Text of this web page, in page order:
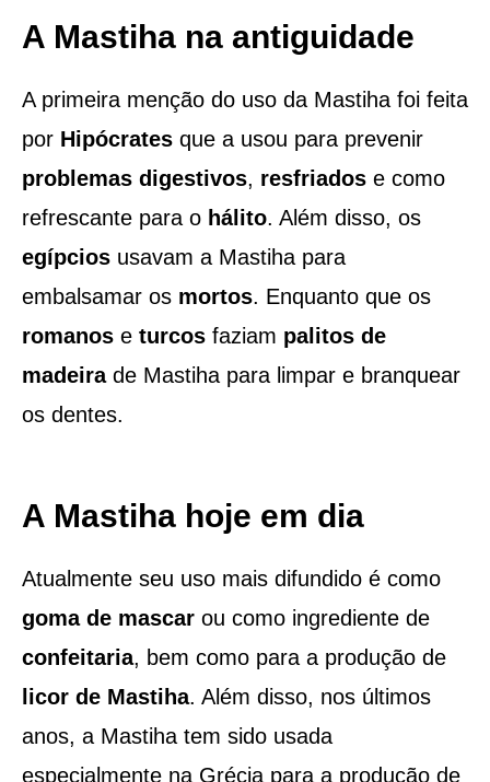
A Mastiha na antiguidade
A primeira menção do uso da Mastiha foi feita
por Hipócrates que a usou para prevenir
problemas digestivos, resfriadose como
refrescante para ohálito. Além disso, os
egípciosusavam a Mastiha para
embalsamar os mortos. Enquanto que os
romanose turcosfaziam palitos de
madeirade Mastiha para limpar e branquear
os dentes.
A Mastiha hoje em dia
Atualmente seu uso mais difundido é como
goma de mascarou como ingrediente de
confeitaria, bem como para a produção de
licor de Mastiha. Além disso, nos últimos
anos, a Mastiha tem sido usada
especialmente na Grécia para a produção de